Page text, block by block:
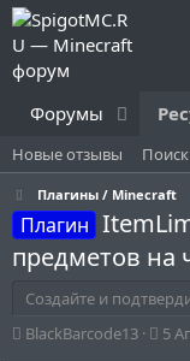
Форумы
Новые отзывы
Плагины / Minecraft
Плагин
предметов на
Создайте и
А
BlackBarcode13
Д
5